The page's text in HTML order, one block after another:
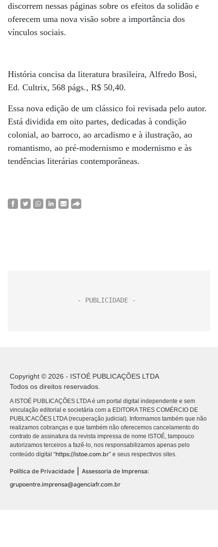
discorrem nessas páginas sobre os efeitos da solidão e
oferecem uma nova visão sobre a importância dos
vínculos sociais.
História concisa da literatura brasileira, Alfredo Bosi,
Ed. Cultrix, 568 págs., R$ 50,40.
Essa nova edição de um clássico foi revisada pelo autor.
Está dividida em oito partes, dedicadas à condição
colonial, ao barroco, ao arcadismo e à ilustração, ao
romantismo, ao pré-modernismo e modernismo e às
tendências literárias contemporâneas.
Copyright © 2026 - ISTOÉ PUBLICAÇÕES LTDA
Todos os direitos reservados.
A ISTOÉ PUBLICAÇÕES LTDA é um portal digital independente e sem
vinculação editorial e societária com a EDITORA TRES COMÉRCIO DE
PUBLICACÕES LTDA (recuperação judicial). Informamos também que não
realizamos cobranças e que também não oferecemos cancelamento do
contrato de assinatura da revista impressa de nome ISTOÉ, tampouco
autorizamos terceiros a fazê-lo, nos responsabilizamos apenas pelo
conteúdo digital “https://istoe.com.br” e seus respectivos sites.
Política de Privacidade
Assessoria de Imprensa:
grupoentre.imprensa@agenciafr.com.br